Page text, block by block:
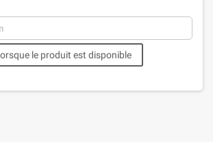
le produit est disponible